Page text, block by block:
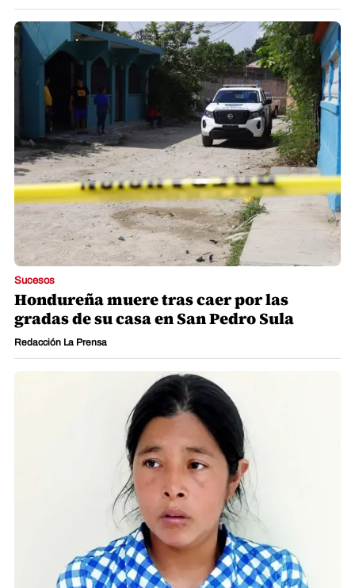
Sucesos
Hondureña muere tras caer por las
gradas de su casa en San Pedro Sula
Redacción La Prensa